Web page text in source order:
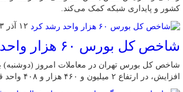
کشور و پایداری شبکه کمک می‌کند.
۱۲ آذر ۱۴۰۳
شاخص کل بورس ۶۰ هزار واحد رشد کرد
افزایش، در ارتفاع ۲ میلیون و ۴۶۰ هزار و ۴۰۸ واحد قرار گرفت.